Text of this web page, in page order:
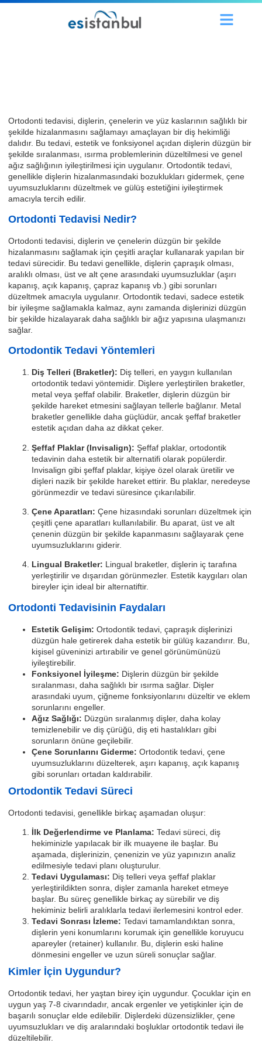
Ortodonti tedavisi, dişlerin, çenelerin ve yüz kaslarının sağlıklı bir
şekilde hizalanmasını sağlamayı amaçlayan bir diş hekimliği
dalıdır. Bu tedavi, estetik ve fonksiyonel açıdan dişlerin düzgün bir
şekilde sıralanması, ısırma problemlerinin düzeltilmesi ve genel
ağız sağlığının iyileştirilmesi için uygulanır. Ortodontik tedavi,
genellikle dişlerin hizalanmasındaki bozuklukları gidermek, çene
uyumsuzluklarını düzeltmek ve gülüş estetiğini iyileştirmek
amacıyla tercih edilir.
Ortodonti Tedavisi Nedir?
Ortodonti tedavisi, dişlerin ve çenelerin düzgün bir şekilde
hizalanmasını sağlamak için çeşitli araçlar kullanarak yapılan bir
tedavi sürecidir. Bu tedavi genellikle, dişlerin çapraşık olması,
aralıklı olması, üst ve alt çene arasındaki uyumsuzluklar (aşırı
kapanış, açık kapanış, çapraz kapanış vb.) gibi sorunları
düzeltmek amacıyla uygulanır. Ortodontik tedavi, sadece estetik
bir iyileşme sağlamakla kalmaz, aynı zamanda dişlerinizi düzgün
bir şekilde hizalayarak daha sağlıklı bir ağız yapısına ulaşmanızı
sağlar.
Ortodontik Tedavi Yöntemleri
Diş Telleri (Braketler): Diş telleri, en yaygın kullanılan
ortodontik tedavi yöntemidir. Dişlere yerleştirilen braketler,
metal veya şeffaf olabilir. Braketler, dişlerin düzgün bir
şekilde hareket etmesini sağlayan tellerle bağlanır. Metal
braketler genellikle daha güçlüdür, ancak şeffaf braketler
estetik açıdan daha az dikkat çeker.
Şeffaf Plaklar (Invisalign): Şeffaf plaklar, ortodontik
tedavinin daha estetik bir alternatifi olarak popülerdir.
Invisalign gibi şeffaf plaklar, kişiye özel olarak üretilir ve
dişleri nazik bir şekilde hareket ettirir. Bu plaklar, neredeyse
görünmezdir ve tedavi süresince çıkarılabilir.
Çene Aparatları: Çene hizasındaki sorunları düzeltmek için
çeşitli çene aparatları kullanılabilir. Bu aparat, üst ve alt
çenenin düzgün bir şekilde kapanmasını sağlayarak çene
uyumsuzluklarını giderir.
Lingual Braketler: Lingual braketler, dişlerin iç tarafına
yerleştirilir ve dışarıdan görünmezler. Estetik kaygıları olan
bireyler için ideal bir alternatiftir.
Ortodonti Tedavisinin Faydaları
Estetik Gelişim: Ortodontik tedavi, çapraşık dişlerinizi
düzgün hale getirerek daha estetik bir gülüş kazandırır. Bu,
kişisel güveninizi artırabilir ve genel görünümünüzü
iyileştirebilir.
Fonksiyonel İyileşme: Dişlerin düzgün bir şekilde
sıralanması, daha sağlıklı bir ısırma sağlar. Dişler
arasındaki uyum, çiğneme fonksiyonlarını düzeltir ve eklem
sorunlarını engeller.
Ağız Sağlığı: Düzgün sıralanmış dişler, daha kolay
temizlenebilir ve diş çürüğü, diş eti hastalıkları gibi
sorunların önüne geçilebilir.
Çene Sorunlarını Giderme: Ortodontik tedavi, çene
uyumsuzluklarını düzelterek, aşırı kapanış, açık kapanış
gibi sorunları ortadan kaldırabilir.
Ortodontik Tedavi Süreci
Ortodonti tedavisi, genellikle birkaç aşamadan oluşur:
İlk Değerlendirme ve Planlama: Tedavi süreci, diş
hekiminizle yapılacak bir ilk muayene ile başlar. Bu
aşamada, dişlerinizin, çenenizin ve yüz yapınızın analiz
edilmesiyle tedavi planı oluşturulur.
Tedavi Uygulaması: Diş telleri veya şeffaf plaklar
yerleştirildikten sonra, dişler zamanla hareket etmeye
başlar. Bu süreç genellikle birkaç ay sürebilir ve diş
hekiminiz belirli aralıklarla tedavi ilerlemesini kontrol eder.
Tedavi Sonrası İzleme: Tedavi tamamlandıktan sonra,
dişlerin yeni konumlarını korumak için genellikle koruyucu
apareyler (retainer) kullanılır. Bu, dişlerin eski haline
dönmesini engeller ve uzun süreli sonuçlar sağlar.
Kimler İçin Uygundur?
Ortodontik tedavi, her yaştan birey için uygundur. Çocuklar için en
uygun yaş 7-8 civarındadır, ancak ergenler ve yetişkinler için de
başarılı sonuçlar elde edilebilir. Dişlerdeki düzensizlikler, çene
uyumsuzlukları ve diş aralarındaki boşluklar ortodontik tedavi ile
düzeltilebilir.